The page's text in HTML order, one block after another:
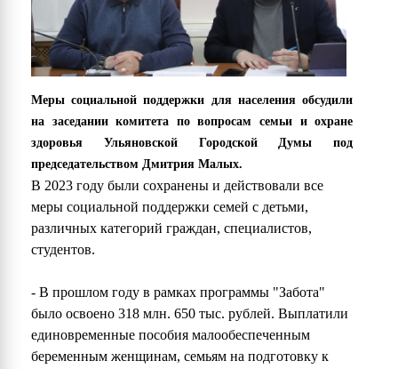
Меры социальной поддержки для населения обсудили
на заседании комитета по вопросам семьи и охране
здоровья Ульяновской Городской Думы под
председательством Дмитрия Малых.
В 2023 году были сохранены и действовали все
меры социальной поддержки семей с детьми,
различных категорий граждан, специалистов,
студентов.
- В прошлом году в рамках программы "Забота"
было освоено 318 млн. 650 тыс. рублей. Выплатили
единовременные пособия малообеспеченным
беременным женщинам, семьям на подготовку к